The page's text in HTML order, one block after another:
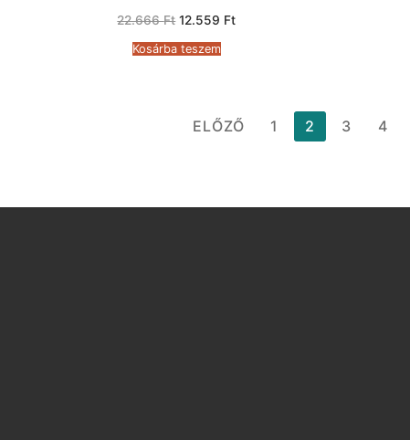
22.666Ft Original
was:
22.666 Ft.
12.559 FtCurrent
Kosárba teszem
BejegyzésekELŐZŐ 1 2 3 4